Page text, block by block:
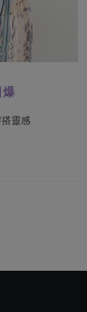
爆
靈感